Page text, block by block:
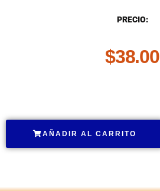
PRECIO:
$38.00
AÑADIR AL CARRITO